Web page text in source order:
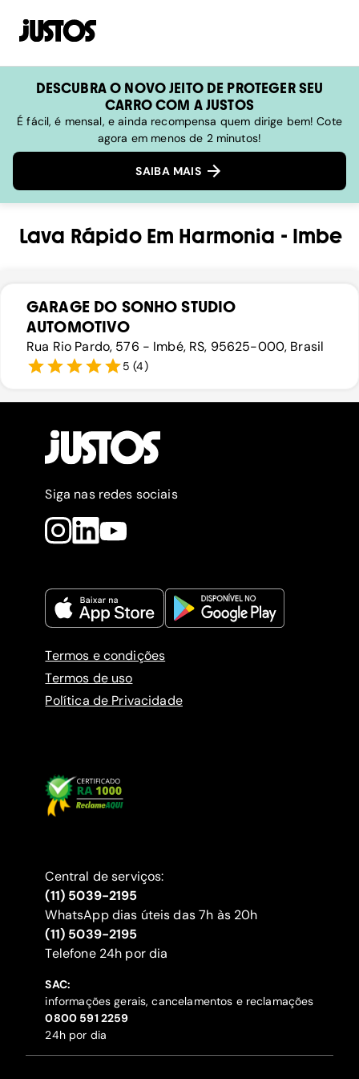
DESCUBRA O NOVO JEITO DE PROTEGER SEU
CARRO COM A JUSTOS
É fácil, é mensal, e ainda recompensa quem dirige bem! Cote
agora em menos de 2 minutos!
SAIBA MAIS
Lava RápidoEm Harmonia - Imbe
GARAGE DO SONHO STUDIO
AUTOMOTIVO
Rua Rio Pardo, 576 - Imbé, RS, 95625-000, Brasil
5 (4)
Siga nas redes sociais
Termos e condições
Termos de uso
Política de Privacidade
Central de serviços:
(11) 5039-2195
WhatsApp dias úteis das 7h às 20h
(11) 5039-2195
‍Telefone 24h por dia
SAC:
informações gerais, cancelamentos e reclamações
‍0800 591 2259
24h por dia